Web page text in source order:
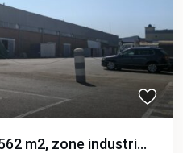
m2, zone industri...